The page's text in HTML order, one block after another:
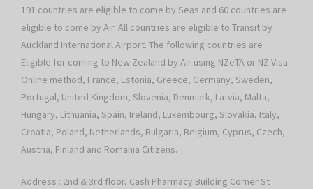
191 countries are eligible to come by Seas and 60 countries are
eligible to come by Air. All countries are eligible to Transit by
Auckland International Airport. The following countries are
Eligible for coming to New Zealand by Air using NZeTA or NZ Visa
Online method, France, Estonia, Greece, Germany, Sweden,
Portugal, United Kingdom, Slovenia, Denmark, Latvia, Malta,
Hungary, Lithuania, Spain, Ireland, Luxembourg, Slovakia, Italy,
Croatia, Poland, Netherlands, Bulgaria, Belgium, Cyprus, Czech,
Austria, Finland and Romania Citizens.
Address : 2nd & 3rd floor, Cash Pharmacy Building Corner St